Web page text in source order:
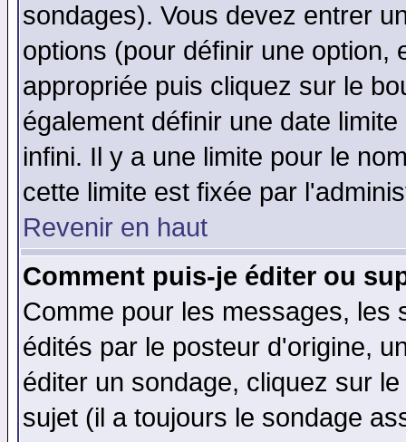
sondages). Vous devez entrer
options (pour définir une option,
appropriée puis cliquez sur le
également définir une date
infini. Il y a une limite pour le
cette limite est fixée par
Revenir en haut
Comment puis-je éditer ou
Comme pour les messages, les
édités par le posteur d'origine,
éditer un sondage, cliquez sur
sujet (il a toujours le sondage